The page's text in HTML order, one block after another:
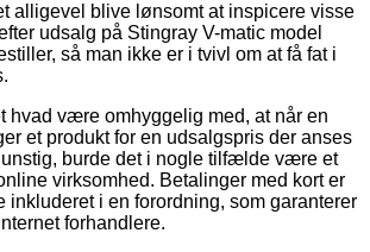
alligevel blive lønsomt at inspicere visse
udsalg på Stingray V-matic model
så man ikke er i tvivl om at få fat i
hvad være omhyggelig med, at når en
et produkt for en udsalgspris der anses
burde det i nogle tilfælde være et
virksomhed. Betalinger med kort er
inkluderet i en forordning, som garanterer
forhandlere.